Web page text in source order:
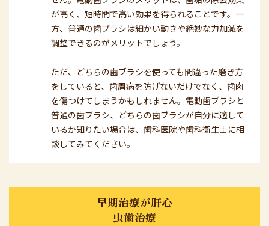
が高く、短時間で高い効果を得られることです。一
方、普通の歯ブラシは細かい動きや絶妙な力加減を
調整できるのがメリットでしょう。
ただ、どちらの歯ブラシを使っても間違った磨き方
をしていると、歯周病を防げないだけでなく、歯肉
を傷つけてしまうかもしれません。電動歯ブラシと
普通の歯ブラシ、どちらの歯ブラシが自分に適して
いるか知りたい場合は、歯科医院や歯科衛生士に相
談してみてください。
早期治療が肝心
虫歯治療